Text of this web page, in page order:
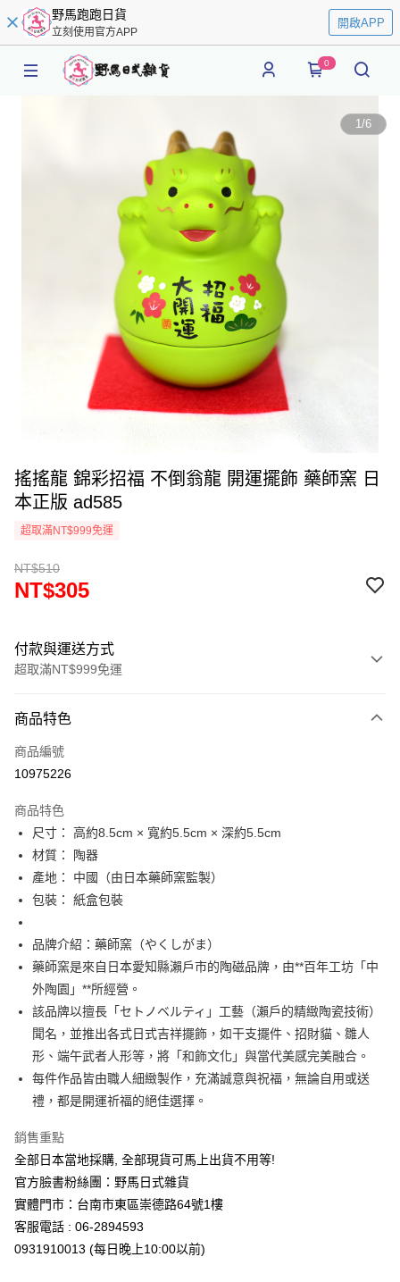
野馬跑跑日貨
立刻使用官方APP
開啟APP
0
1/6
搖搖龍 錦彩招福 不倒翁龍 開運擺飾 藥師窯 日
本正版 ad585
超取滿NT$999免運
NT$510
NT$305
付款與運送方式
超取滿NT$999免運
信用卡一次付款
信用卡分期付款
合作金庫商業銀行
華南商業銀行
彰化商業銀行
上海商業儲蓄銀行
國泰世華商業銀行
臺灣中小企業銀行
元大商業銀行
玉山商業銀行
星展（台灣）商業銀行
台新國際商業銀行
台灣樂天信用卡公司
超商取貨付款
LINE Pay
Apple Pay
街口支付
Google Pay
運送方式
全家取貨付款
付款後全家取貨
每筆NT$65，滿NT$999(含以上)免運費
7-11取貨付款
每筆NT$65，滿NT$999(含以上)免運費
商品特色
商品編號
10975226
商品特色
尺寸： 高約8.5cm × 寬約5.5cm × 深約5.5cm
材質： 陶器
產地： 中國（由日本藥師窯監製）
包裝： 紙盒包裝
品牌介紹：藥師窯（やくしがま）
藥師窯是來自日本愛知縣瀨戶市的陶磁品牌，由**百年工坊「中
外陶園」**所經營。
該品牌以擅長「セトノベルティ」工藝（瀨戶的精緻陶瓷技術）
聞名，並推出各式日式吉祥擺飾，如干支擺件、招財貓、雛人
形、端午武者人形等，將「和飾文化」與當代美感完美融合。
每件作品皆由職人細緻製作，充滿誠意與祝福，無論自用或送
禮，都是開運祈福的絕佳選擇。
銷售重點
全部日本當地採購, 全部現貨可馬上出貨不用等!
官方臉書粉絲團：野馬日式雜貨
實體門市：台南市東區崇德路64號1樓
客服電話 : 06-2894593
0931910013 (每日晚上10:00以前)